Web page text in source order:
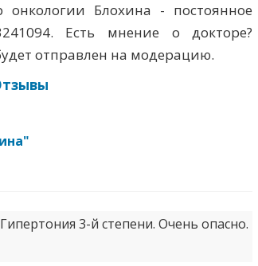
Блохина - постоянное
Есть мнение о докторе?
отправлен на модерацию.
3-й степени. Очень опасно.